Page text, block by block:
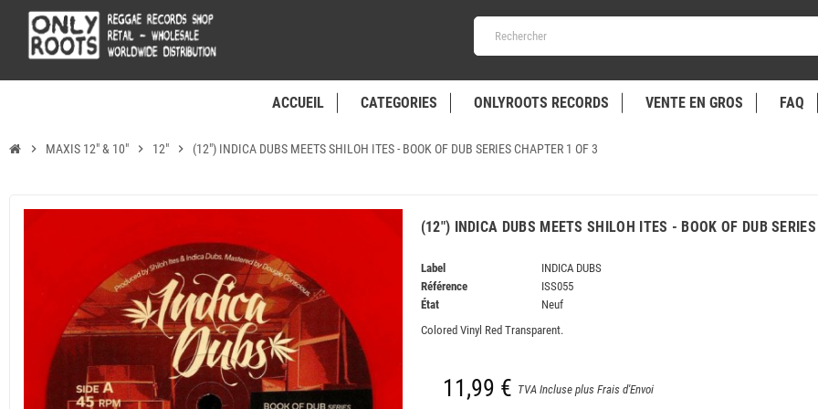
ACCUEIL CATEGORIES ONLYROOTS RECORDS VENTE EN GROS FAQ
chevron_right MAXIS 12" & 10" chevron_right 12" chevron_right (12") INDICA DUBS MEETS SHILOH ITES - BOOK OF DUB SERIES CHAPTER 1 OF 3
(12") INDICA DUBS MEETS SHILOH ITES - BOOK OF DUB
Label
INDICA DUBS
Référence
ISS055
État
Neuf
Colored Vinyl Red Transparent.
11,99 € TVA Incluse plus Frais d'Envoi